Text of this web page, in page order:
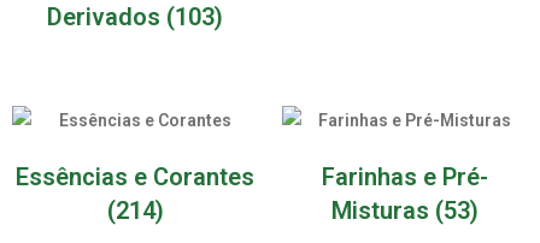
Derivados (103)
Essências e Corantes
(214)
Farinhas e Pré-
Misturas (53)